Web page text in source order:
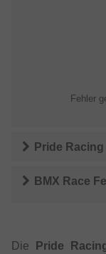
Fehler
Pride Racing
BMX Race
Die
Pride